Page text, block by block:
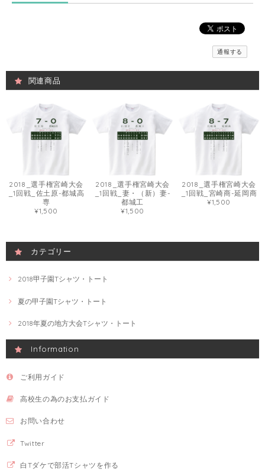
通報する
関連商品
2018_選手権宮崎大会
_1回戦_佐土原-都城高
専
¥1,500
2018_選手権宮崎大会
_1回戦_妻・（新）妻-
都城工
¥1,500
2018_選手権宮崎大会
_1回戦_宮崎商-延岡商
¥1,500
カテゴリー
2018甲子園Tシャツ・トート
夏の甲子園Tシャツ・トート
2018年夏の地方大会Tシャツ・トート
Information
ご利用ガイド
高校生の為のお支払ガイド
お問い合わせ
Twitter
白Tダケで部活Tシャツを作る